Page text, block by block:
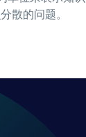
散的问题。